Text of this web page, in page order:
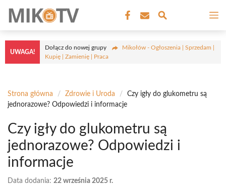
treści
UWAGA!
Dołącz do nowej grupy
Mikołów - Ogłoszenia | Sprzedam |
Kupię | Zamienię | Praca
Strona główna / Zdrowie i Uroda /
Czy igły do glukometru są
jednorazowe? Odpowiedzi i informacje
Czy igły do glukometru są
jednorazowe? Odpowiedzi i
informacje
Data dodania: 22 września 2025 r.